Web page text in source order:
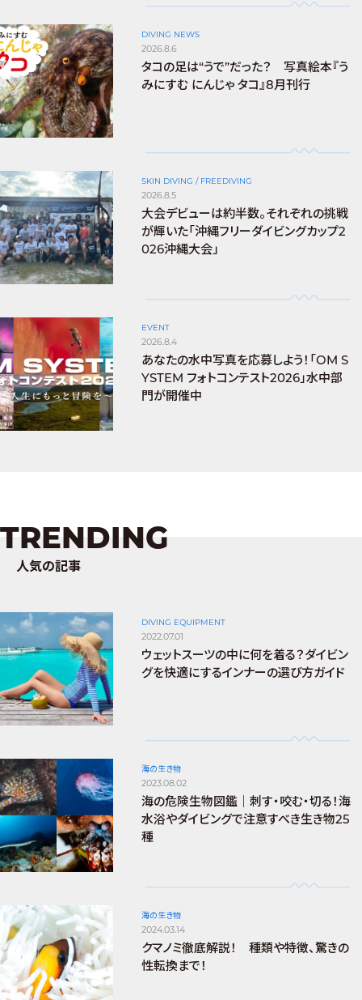
DIVING NEWS
2026.8.6
タコの足は“うで”だった？ 写真絵本『う
みにすむ にんじゃ タコ』8月刊行
SKIN DIVING / FREEDIVING
2026.8.5
大会デビューは約半数。それぞれの挑戦
が輝いた「沖縄フリーダイビングカップ2
026沖縄大会」
EVENT
2026.8.4
あなたの水中写真を応募しよう！「OM S
YSTEM フォトコンテスト2026」水中部
門が開催中
TRENDING
人気の記事
DIVING EQUIPMENT
2022.07.01
ウェットスーツの中に何を着る？ダイビン
グを快適にするインナーの選び方ガイド
海の生き物
2023.08.02
海の危険生物図鑑｜刺す・咬む・切る！海
水浴やダイビングで注意すべき生き物25
種
海の生き物
2024.03.14
クマノミ徹底解説！ 種類や特徴、驚きの
性転換まで！